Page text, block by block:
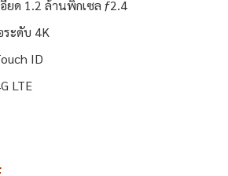
ยด 1.2 ล้านพิกเซล ƒ2.4
ระดับ 4K
ID
LTE